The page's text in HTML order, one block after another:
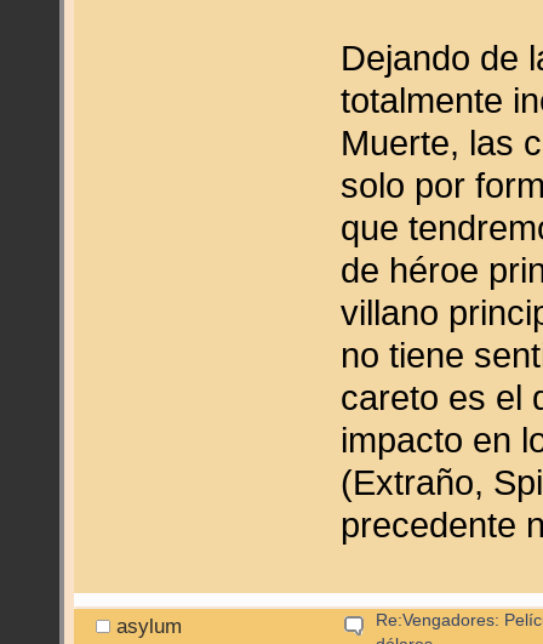
Dejando de
totalmente
Muerte, las
solo por
que
de héroe
villano
no tiene
careto es el
impacto en
(Extraño,
precedente
asylum
Re:Vengadores: